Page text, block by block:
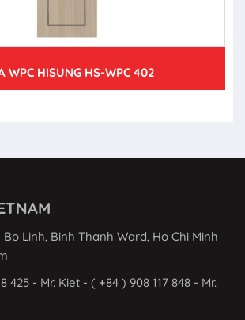
WPC HISUNG HS-WPC 402
Linh, Binh Thanh Ward, Ho Chi Minh
425 - Mr. Kiet - ( +84 ) 908 117 848 - Mr.